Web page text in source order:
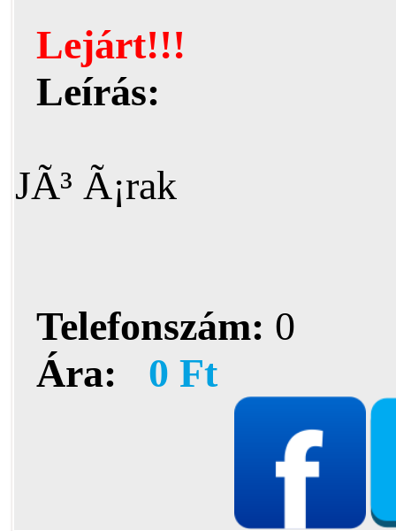
Lejárt!!!
Leírás:
JÃ³ Ã¡rak
Telefonszám: 0
Ára:
0 Ft